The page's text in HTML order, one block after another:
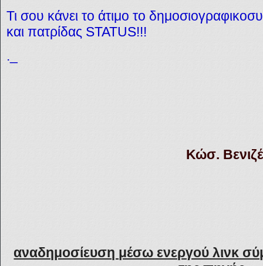
Τι σου κάνει το άτιμο το
και πατρίδας STATUS!!!
._
Κώσ.
αναδημοσίευση μέσω ενεργού λινκ